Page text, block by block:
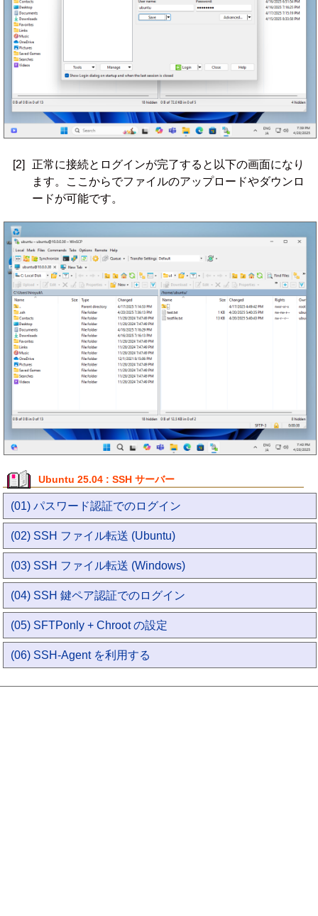
[2]
正常に接続とログインが完了すると以下の画面になり
ます。ここからでファイルのアップロードやダウンロ
ードが可能です。
Ubuntu 25.04 : SSH サーバー
(01) パスワード認証でのログイン
(02) SSH ファイル転送 (Ubuntu)
(03) SSH ファイル転送 (Windows)
(04) SSH 鍵ペア認証でのログイン
(05) SFTPonly + Chroot の設定
(06) SSH-Agent を利用する